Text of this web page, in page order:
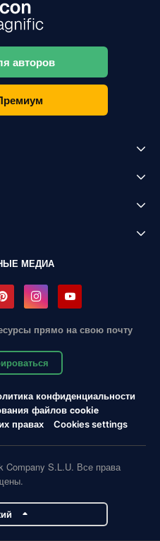
авторов
МЕДИА
прямо на свою почту
конфиденциальности
файлов cookie
правах
Cookies settings
Company S.L.U. Все права